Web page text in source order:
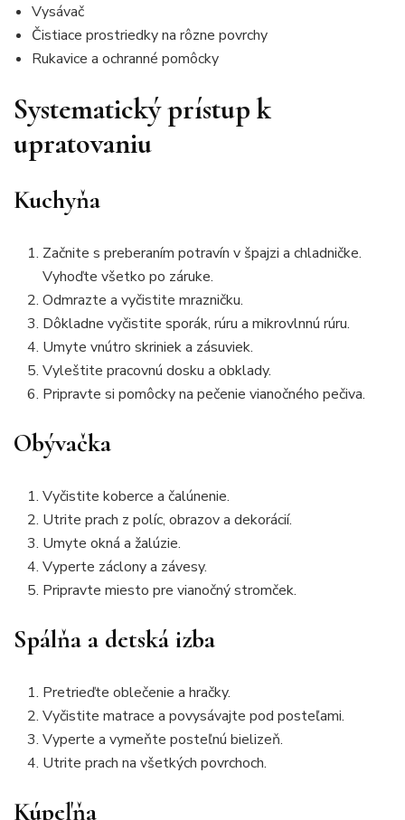
Vysávač
Čistiace prostriedky na rôzne povrchy
Rukavice a ochranné pomôcky
Systematický prístup k
upratovaniu
Kuchyňa
Začnite s preberaním potravín v špajzi a chladničke.
Vyhoďte všetko po záruke.
Odmrazte a vyčistite mrazničku.
Dôkladne vyčistite sporák, rúru a mikrovlnnú rúru.
Umyte vnútro skriniek a zásuviek.
Vyleštite pracovnú dosku a obklady.
Pripravte si pomôcky na pečenie vianočného pečiva.
Obývačka
Vyčistite koberce a čalúnenie.
Utrite prach z políc, obrazov a dekorácií.
Umyte okná a žalúzie.
Vyperte záclony a závesy.
Pripravte miesto pre vianočný stromček.
Spálňa a detská izba
Pretrieďte oblečenie a hračky.
Vyčistite matrace a povysávajte pod posteľami.
Vyperte a vymeňte posteľnú bielizeň.
Utrite prach na všetkých povrchoch.
Kúpeľňa